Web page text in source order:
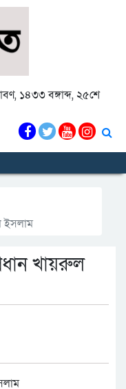
১৪৩৩ বঙ্গাব্দ, ২৫শে
ইসলাম
খায়রুল